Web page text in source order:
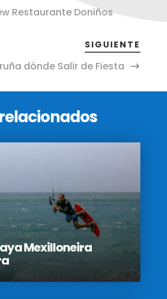
Restaurante Doniños
SIGUIENTE
dónde Salir de Fiesta
Mexilloneira